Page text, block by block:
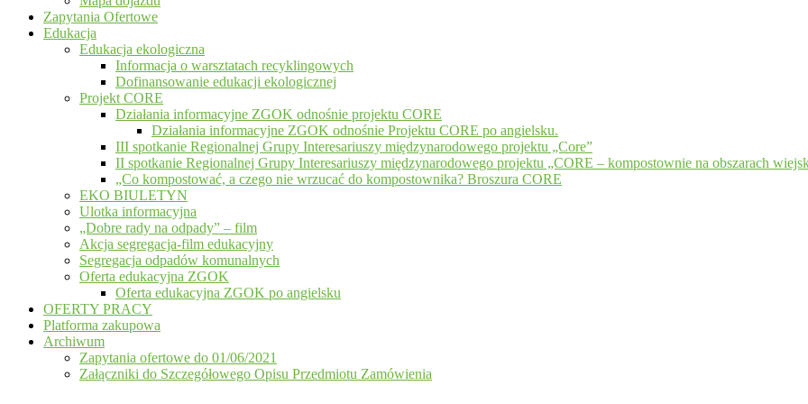
Zapytania Ofertowe
Edukacja
Edukacja ekologiczna
Informacja o warsztatach recyklingowych
Dofinansowanie edukacji ekologicznej
Projekt CORE
Działania informacyjne ZGOK odnośnie projektu CORE
Działania informacyjne ZGOK odnośnie Projektu CORE po angielsku.
III spotkanie Regionalnej Grupy Interesariuszy międzynarodowego projektu „Core”
II spotkanie Regionalnej Grupy Interesariuszy międzynarodowego projektu „CORE – kompostownie na obszarach
„Co kompostować, a czego nie wrzucać do kompostownika? Broszura CORE
EKO BIULETYN
Ulotka informacyjna
„Dobre rady na odpady” – film
Akcja segregacja-film edukacyjny
Segregacja odpadów komunalnych
Oferta edukacyjna ZGOK
Oferta edukacyjna ZGOK po angielsku
OFERTY PRACY
Platforma zakupowa
Archiwum
Zapytania ofertowe do 01/06/2021
Załączniki do Szczegółowego Opisu Przedmiotu Zamówienia